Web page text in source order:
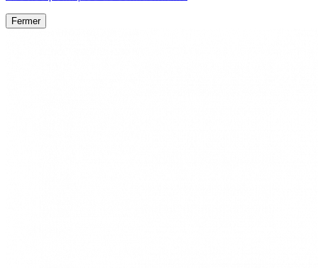
Fermer